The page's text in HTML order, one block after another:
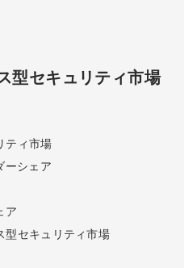
セキュリティ市場
ィ市場
シェア
ア
セキュリティ市場